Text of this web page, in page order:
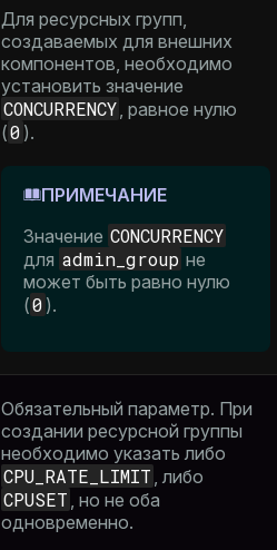
Для ресурсных групп,
создаваемых для внешних
компонентов, необходимо
установить значение
CONCURRENCY, равное нулю
(0 ).
ПРИМЕЧАНИЕ
Значение CONCURRENCY
для admin_group не
может быть равно нулю
(0 ).
Обязательный параметр. При
создании ресурсной группы
необходимо указать либо
CPU_RATE_LIMIT , либо
CPUSET , но не оба
одновременно.